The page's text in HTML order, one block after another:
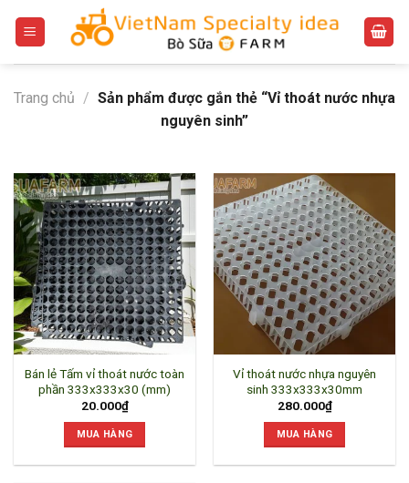
Trang chủ / Sản phẩm được gắn thẻ “Vỉ thoát nước nhựa
nguyên sinh”
Bán lẻ Tấm vỉ thoát nước toàn
phần 333x333x30 (mm)
20.000₫
MUA HÀNG
Vỉ thoát nước nhựa nguyên
sinh 333x333x30mm
280.000₫
MUA HÀNG